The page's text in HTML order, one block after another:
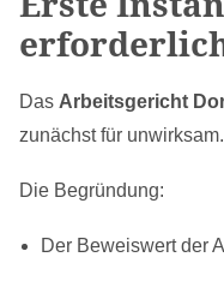
Das Arbeitsgericht
zunächst für unwirksam.
Die Begründung:
Der Beweiswert der